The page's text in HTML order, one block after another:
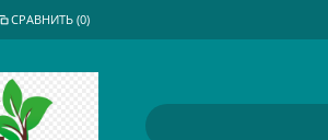
СРАВНИТЬ (0)